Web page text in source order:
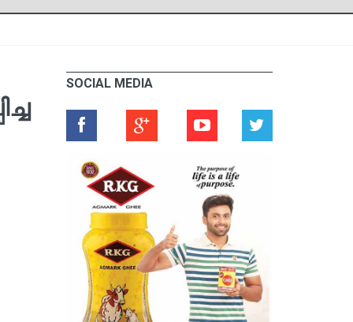
SOCIAL MEDIA